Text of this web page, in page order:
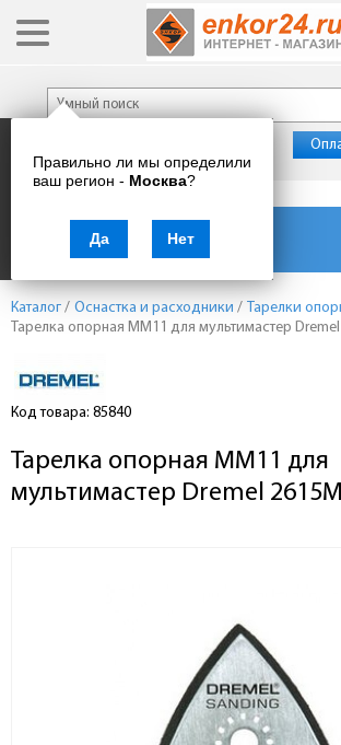
Правильно ли мы определили
ваш регион - Москва?
Да Нет
Каталог товаров
Каталог / Оснастка и расходники / Тарелки
Тарелка опорная MM11 для мультимастер
Код товара: 85840
Тарелка опорная MM11 для
мультимастер Dremel